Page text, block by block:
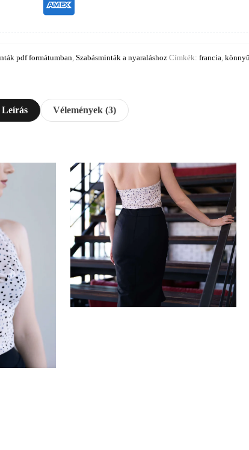
pdf formátumban Szabásminták a nyaraláshoz Címkék: francia könnyű
Leírás Vélemények (3)